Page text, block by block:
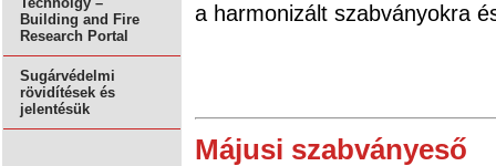
Building and Fire
Research Portal
Sugárvédelmi
rövidítések és
jelentésük
a harmonizált szabványokra
Májusi szabványeső